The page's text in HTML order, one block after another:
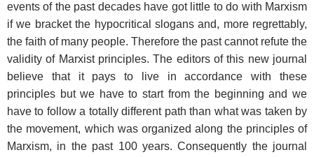
events of the past decades have got little to do with Marxism
if we bracket the hypocritical slogans and, more regrettably,
the faith of many people. Therefore the past cannot refute the
validity of Marxist principles. The editors of this new journal
believe that it pays to live in accordance with these
principles but we have to start from the beginning and we
have to follow a totally different path than what was taken by
the movement, which was organized along the principles of
Marxism, in the past 100 years. Consequently the journal